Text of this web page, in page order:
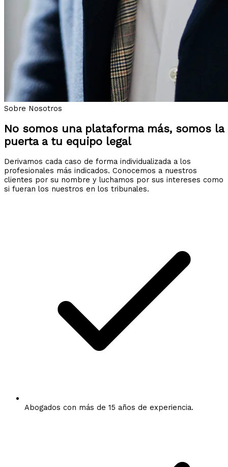
Sobre Nosotros
No somos una plataforma más, somos la
puerta a tu equipo legal
Derivamos cada caso de forma individualizada a los
profesionales más indicados. Conocemos a nuestros
clientes por su nombre y luchamos por sus intereses como
si fueran los nuestros en los tribunales.
Abogados con más de 15 años de experiencia.